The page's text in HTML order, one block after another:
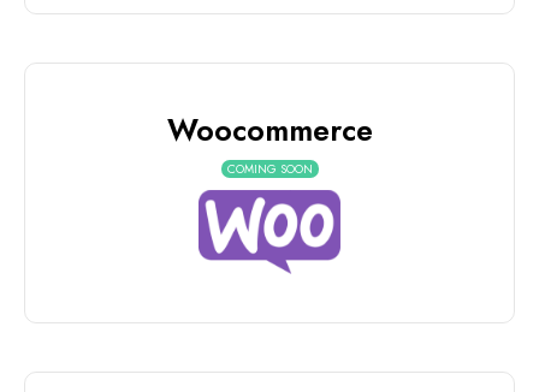
Woocommerce
COMING SOON